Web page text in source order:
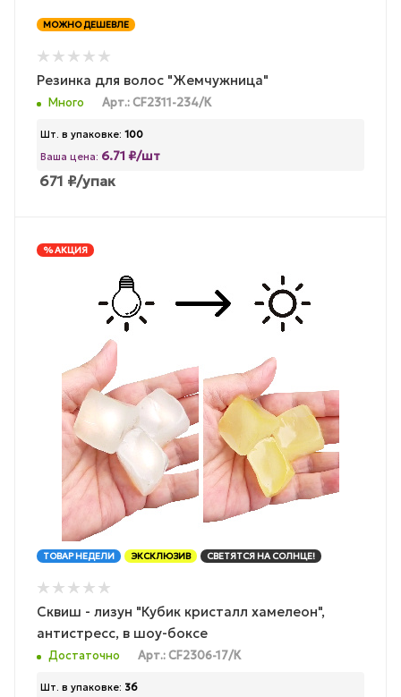
МОЖНО ДЕШЕВЛЕ
Резинка для волос "Жемчужница"
Много Арт.: CF2311-234/К
Шт. в упаковке: 100
Ваша цена: 6.71 ₽/шт
671 ₽/упак
% АКЦИЯ
ТОВАР НЕДЕЛИ ЭКСКЛЮЗИВ СВЕТЯТСЯ НА СОЛНЦЕ!
Сквиш - лизун "Кубик кристалл хамелеон",
антистресс, в шоу-боксе
Достаточно Арт.: CF2306-17/К
Шт. в упаковке: 36